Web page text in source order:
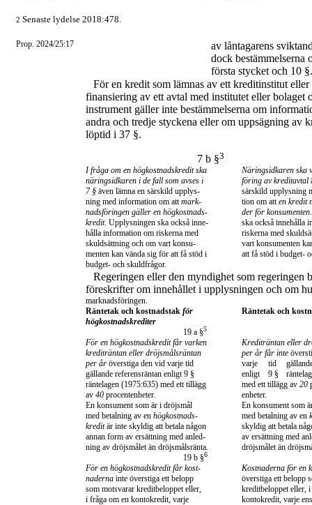
2 Senaste lydelse 2018:478.
Prop. 2024/25:17
av låntagarens
dock bestämmelserna
första stycket och 10 §.
För en kredit som lämnas av ett kreditinstitut
finansiering av ett avtal med institutet eller bolaget
instrument gäller inte bestämmelserna om
andra och tredje styckena eller om uppsägning av
löptid i 37 §.
7 b §3
I fråga om en högkostnadskredit ska
Näringsidkaren ska
näringsidkaren i de fall som avses i
föring av kreditavtal
7 § även lämna en särskild upplys-
särskild upplysning
ning med information om attmark- tion om atten kredit
nadsföringen gäller en högkostnads-
der för konsumenten
kredit. Upplysningen ska också inne-
ska också innehålla
hålla information om riskerna med
riskerna med
skuldsättning och om vart konsu-
vart konsumenten
menten kan vända sig för att få stöd i
att få stöd i budget-
budget- och skuldfrågor.
Regeringen eller den myndighet som regeringen
föreskrifter om innehållet i upplysningen och om
marknadsföringen.
Räntetak och kostnadstak för
Räntetak och
högkostnadskrediter
19 a §5
För en högkostnadskredit får varken
Krediträntan eller
krediträntan eller dröjsmålsräntan
per år får inte
per år överstiga den vid varje tid varje tid
gällande referensräntan enligt 9 §
enligt 9 §
räntelagen (1975:635) med ett tillägg
med ett tillägg av 20
av 40 procentenheter.
enheter.
En konsument som är i dröjsmål
En konsument som
med betalning av en högkostnads- med betalning av en
kreditär inte skyldig att betala någon
skyldig att betala
annan form av ersättning med anled-
av ersättning med
ning av dröjsmålet än dröjsmålsränta.
dröjsmålet än
19 b §6
För en högkostnadskredit får kost-
Kostnaderna för en
naderna inte överstiga ett belopp
överstiga ett belopp
som motsvarar kreditbeloppet eller,
kreditbeloppet eller,
i fråga om en kontokredit, varje
kontokredit, varje